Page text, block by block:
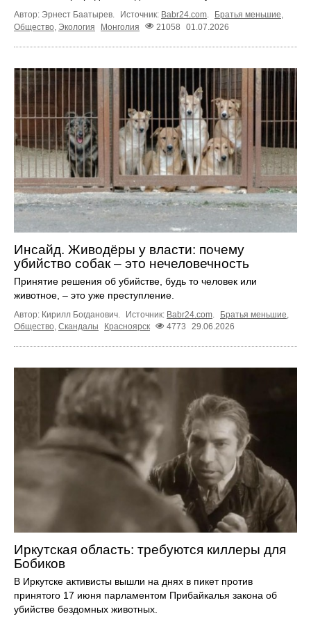
Автор: Эрнест Баатырев. Источник: Babr24.com. Братья меньшие,
Общество Экология Монголия 21058 01.07.2026
Инсайд. Живодёры у власти: почему
убийство собак – это нечеловечность
Принятие решения об убийстве, будь то человек или
животное, – это уже преступление.
Автор: Кирилл Богданович. Источник: Babr24.com. Братья меньшие,
Общество, Скандалы Красноярск 4773 29.06.2026
Иркутская область: требуются киллеры для
Бобиков
В Иркутске активисты вышли на днях в пикет против
принятого 17 июня парламентом Прибайкалья закона об
убийстве бездомных животных.